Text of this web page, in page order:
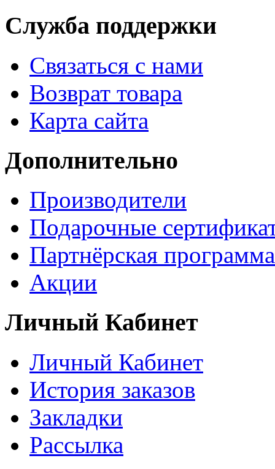
Служба поддержки
Связаться с нами
Возврат товара
Карта сайта
Дополнительно
Производители
Подарочные
Партнёрская программа
Акции
Личный Кабинет
Личный Кабинет
История заказов
Закладки
Рассылка